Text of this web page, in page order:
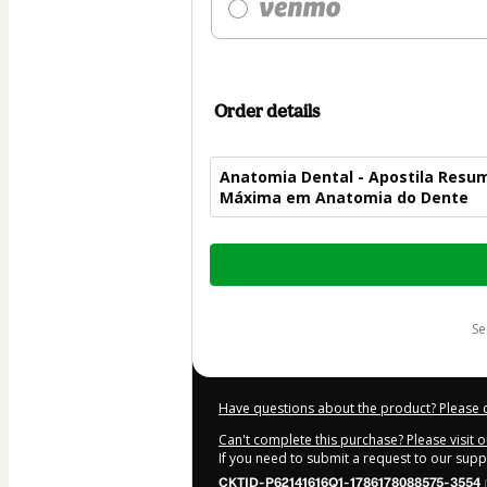
Order details
Anatomia Dental - Apostila
Máxima em Anatomia do Dente
Total
Have questions about the product? Please
Can't complete this purchase? Please visit
If you need to submit a request to our
CKTID-P62141616Q1-1786178088575-3554